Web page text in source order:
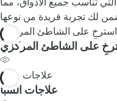
تناسب جميع الأذواق، مما
استرخِ على الشاطئ المركزي
على الشاطئ المركزي
علاجات السبا
علاجات السبا